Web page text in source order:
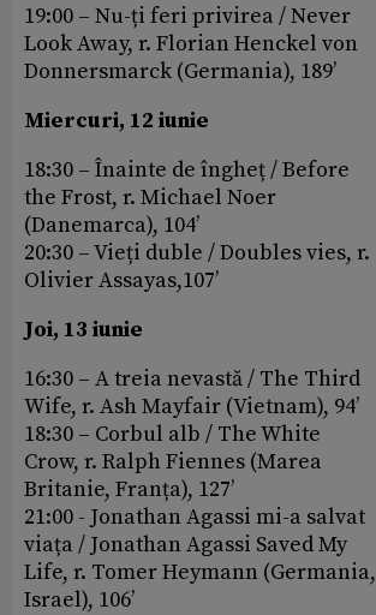
19:00 – Nu-ți feri privirea / Never
Look Away, r. Florian Henckel von
Donnersmarck (Germania), 189’
Miercuri, 12 iunie
18:30 – Înainte de îngheț / Before
the Frost, r. Michael Noer
(Danemarca), 104’
20:30 – Vieți duble / Doubles vies, r.
Olivier Assayas,107’
Joi, 13 iunie
16:30 – A treia nevastă / The Third
Wife, r. Ash Mayfair (Vietnam), 94’
18:30 – Corbul alb / The White
Crow, r. Ralph Fiennes (Marea
Britanie, Franța), 127’
21:00 - Jonathan Agassi mi-a salvat
viața / Jonathan Agassi Saved My
Life, r. Tomer Heymann (Germania,
Israel), 106’